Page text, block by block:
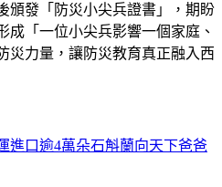
頒發「防災小尖兵證書」，期盼
成「一位小尖兵影響一個家庭、
災力量，讓防災教育真正融入西
進口逾4萬朵石斛蘭向天下爸爸